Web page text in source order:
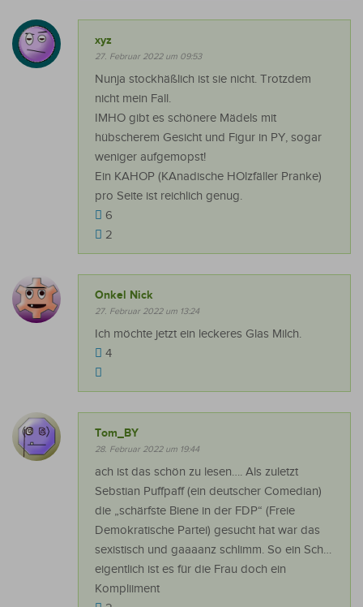
xyz
27. Februar 2022 um 09:53
Nunja stockhäßlich ist sie nicht. Trotzdem
nicht mein Fall.
IMHO gibt es schönere Mädels mit
hübscherem Gesicht und Figur in PY, sogar
weniger aufgemopst!
Ein KAHOP (KAnadische HOlzfäller Pranke)
pro Seite ist reichlich genug.
6
2
Onkel Nick
27. Februar 2022 um 13:24
Ich möchte jetzt ein leckeres Glas Milch.
4
Tom_BY
28. Februar 2022 um 19:44
ach ist das schön zu lesen…. Als zuletzt
Sebstian Puffpaff (ein deutscher Comedian)
die „schärfste Biene in der FDP“ (Freie
Demokratische Partei) gesucht hat war das
sexistisch und gaaaanz schlimm. So ein Sch…
eigentlich ist es für die Frau doch ein
Kompliiment